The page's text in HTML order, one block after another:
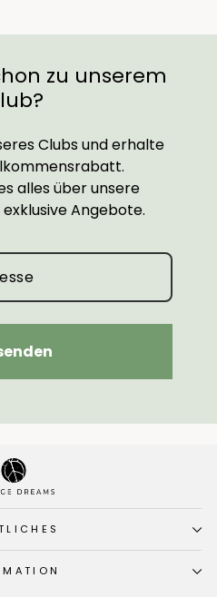
zu unserem
Clubs und erhalte
alles über unsere
Angebote.